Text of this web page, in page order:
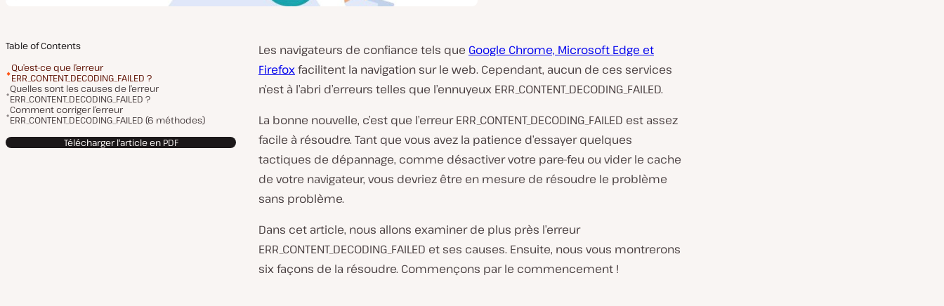
Table of Contents
Qu’est-ce que l’erreur
ERR_CONTENT_DECODING_FAILED ?
Quelles sont les causes de l’erreur
ERR_CONTENT_DECODING_FAILED ?
Comment corriger l’erreur
ERR_CONTENT_DECODING_FAILED (6 méthodes)
Télécharger l'article en PDF
Les navigateurs de confiance tels que Google Chrome, Microsoft Edge et
Firefoxfacilitent la navigation sur le web. Cependant, aucun de ces services
n’est à l’abri d’erreurs telles que l’ennuyeux ERR_CONTENT_DECODING_FAILED.
La bonne nouvelle, c’est que l’erreur ERR_CONTENT_DECODING_FAILED est assez
facile à résoudre. Tant que vous avez la patience d’essayer quelques
tactiques de dépannage, comme désactiver votre pare-feu ou vider le cache
de votre navigateur, vous devriez être en mesure de résoudre le problème
sans problème.
Dans cet article, nous allons examiner de plus près l’erreur
ERR_CONTENT_DECODING_FAILED et ses causes. Ensuite, nous vous montrerons
six façons de la résoudre. Commençons par le commencement !